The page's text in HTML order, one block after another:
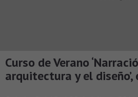
Curso de Verano
arquitectura y el diseño’,